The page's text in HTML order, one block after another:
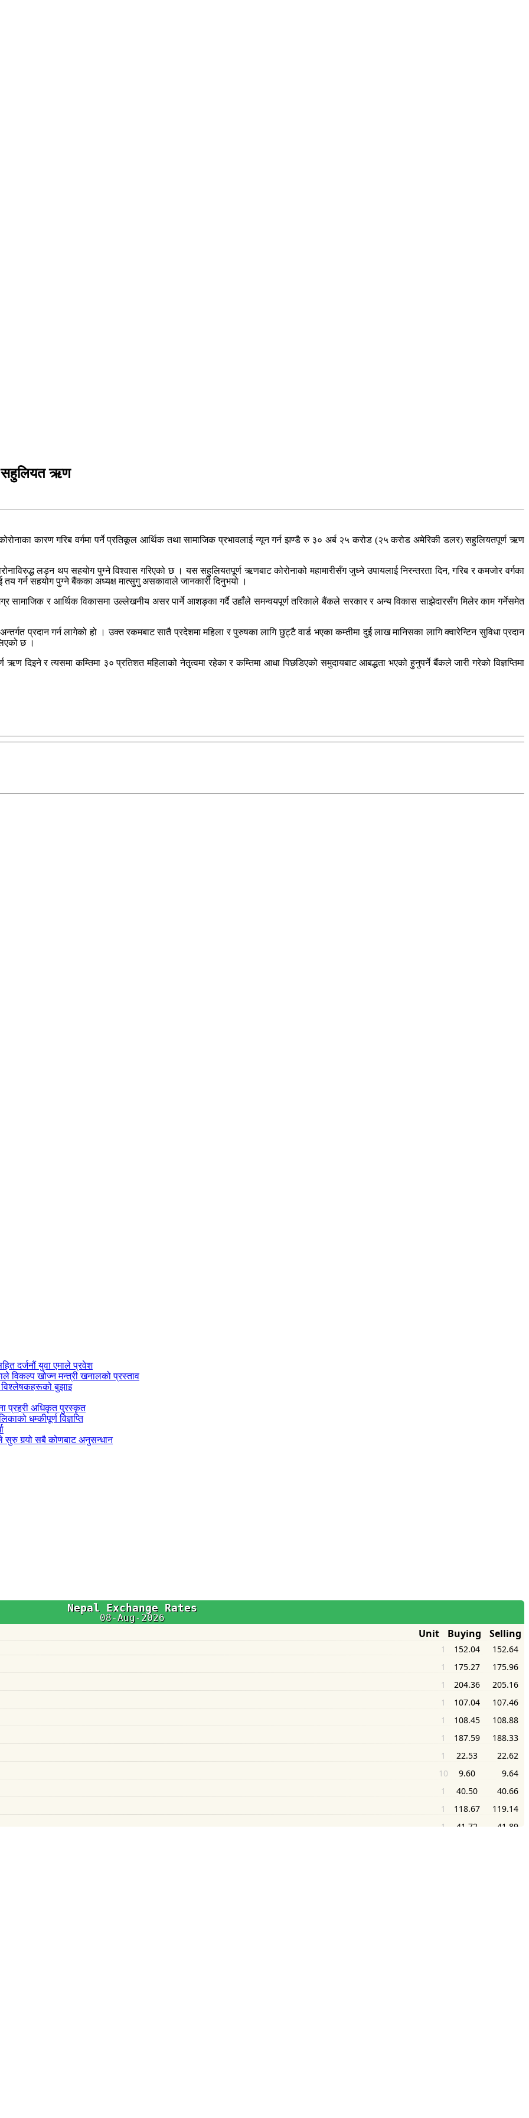
सहुलियत ऋण
कारण गरिब वर्गमा पर्ने प्रतिकूल आर्थिक तथा सामाजिक प्रभावलाई न्यून गर्न झण्डै रु ३० अर्ब २५ करोड (२५ करोड अमेरिकी डलर) सहुलियतपूर्ण ऋण
लड्न थप सहयोग पुग्ने विश्वास गरिएको छ । यस सहुलियतपूर्ण ऋणबाट कोरोनाको महामारीसँग जुध्ने उपायलाई निरन्तरता दिन, गरिब र कमजोर वर्गका
तय गर्न सहयोग पुग्ने बैंकका अध्यक्ष मात्सुगु असकावाले जानकारी दिनुभयो ।
सामाजिक र आर्थिक विकासमा उल्लेखनीय असर पार्ने आशङ्का गर्दै उहाँले समन्वयपूर्ण तरिकाले बैंकले सरकार र अन्य विकास साझेदारसँग मिलेर काम गर्नेसमेत
प्रदान गर्न लागेको हो । उक्त रकमबाट सातै प्रदेशमा महिला र पुरुषका लागि छुट्टै वार्ड भएका कम्तीमा दुई लाख मानिसका लागि क्वारेन्टिन सुविधा प्रदान
छ ।
ऋण दिइने र त्यसमा कम्तिमा ३० प्रतिशत महिलाको नेतृत्वमा रहेका र कम्तिमा आधा पिछडिएको समुदायबाट आबद्धता भएको हुनुपर्ने बैंकले जारी गरेको विज्ञप्तिमा
दर्जनौं युवा एमाले प्रवेश
विकल्प खोज्न मन्त्री खनालको प्रस्ताव
विश्लेषकहरूको बुझाइ
प्रहरी अधिकृत पुरस्कृत
धम्कीपूर्ण विज्ञप्ति
सुरु गर्‍यो सबै कोणबाट अनुसन्धान